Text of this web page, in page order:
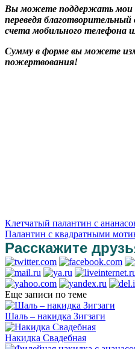
Вы можете поддержать мои
переведя благотворительный
счета мобильного телефона
Сумму в форме вы можете
пожертвования!
Клетчатый палантин с
Палантин с квадратными
Расскажите
Еще записи по теме
Шаль – накидка Зигзаги
Накидка Свадебная